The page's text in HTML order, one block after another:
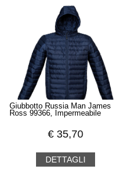
Giubbotto Russia Man James
Ross 99366, Impermeabile
€ 35,70
DETTAGLI